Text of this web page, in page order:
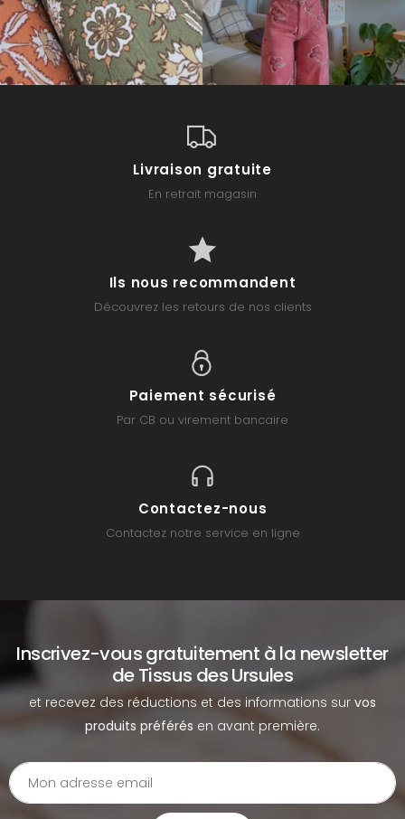
Livraison gratuite
En retrait magasin
Ils nous recommandent
Découvrez les retours de nos clients
Paiement sécurisé
Par CB ou virement bancaire
Contactez-nous
Contactez notre service en ligne
Inscrivez-vous gratuitement à la newsletter
de Tissus des Ursules
et recevez des réductions et des informations sur vos
produits préférés en avant première.